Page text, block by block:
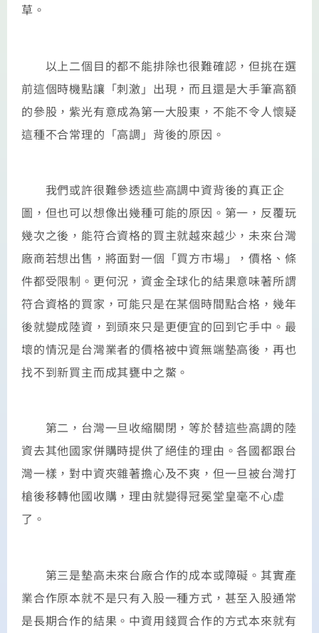
草。
以上二個目的都不能排除也很難確認，但挑在選
前這個時機點讓「刺激」出現，而且還是大手筆高額
的參股，紫光有意成為第一大股東，不能不令人懷疑
這種不合常理的「高調」背後的原因。
我們或許很難參透這些高調中資背後的真正企
圖，但也可以想像出幾種可能的原因。第一，反覆玩
幾次之後，能符合資格的買主就越來越少，未來台灣
廠商若想出售，將面對一個「買方市場」，價格、條
件都受限制。更何況，資金全球化的結果意味著所謂
符合資格的買家，可能只是在某個時間點合格，幾年
後就變成陸資，到頭來只是更便宜的回到它手中。最
壞的情況是台灣業者的價格被中資無端墊高後，再也
找不到新買主而成其甕中之鱉。
第二，台灣一旦收縮關閉，等於替這些高調的陸
資去其他國家併購時提供了絕佳的理由。各國都跟台
灣一樣，對中資夾雜著擔心及不爽，但一旦被台灣打
槍後移轉他國收購，理由就變得冠冕堂皇毫不心虛
了。
第三是墊高未來台廠合作的成本或障礙。其實產
業合作原本就不是只有入股一種方式，甚至入股通常
是長期合作的結果。中資用錢買合作的方式本來就有